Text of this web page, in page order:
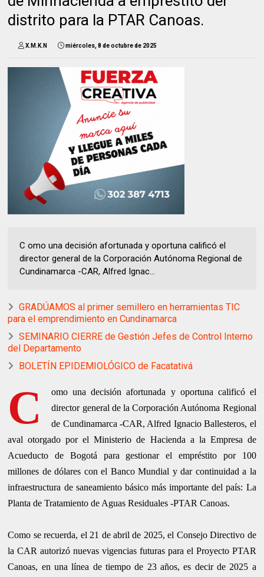
distrito para la PTAR Canoas.
X.M.K.N miércoles, 8 de octubre de 2025
C omo una decisión afortunada y oportuna calificó el
director general de la Corporación Autónoma Regional de
Cundinamarca -CAR, Alfred Ignac...
GRADÚAMOS al primer semillero en herramientas TIC
para el emprendimiento en Cundinamarca
SEMINARIO CIERRE de Gestión Jefes de Control Interno
del Departamento
BOLETÍN EPIDEMIOLÓGICO de Facatativá
C
omo una decisión afortunada y oportuna calificó el
director general de la Corporación Autónoma Regional
de Cundinamarca -CAR, Alfred Ignacio Ballesteros, el
aval otorgado por el Ministerio de Hacienda a la Empresa de
Acueducto de Bogotá para gestionar el empréstito por 100
millones de dólares con el Banco Mundial y dar continuidad a la
infraestructura de saneamiento básico más importante del país: La
Planta de Tratamiento de Aguas Residuales -PTAR Canoas.
Como se recuerda, el 21 de abril de 2025, el Consejo Directivo de
la CAR autorizó nuevas vigencias futuras para el Proyecto PTAR
Canoas, en una línea de tiempo de 23 años, es decir de 2025 a